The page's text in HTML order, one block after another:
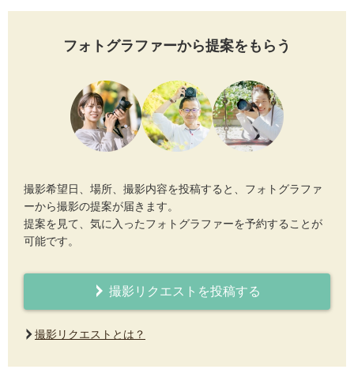
フォトグラファーから提案をもらう
撮影希望日、場所、撮影内容を投稿すると、フォトグラファ
ーから撮影の提案が届きます。
提案を見て、気に入ったフォトグラファーを予約することが
可能です。
撮影リクエストを投稿する
撮影リクエストとは？